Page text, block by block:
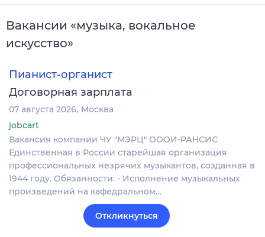
Вакансии «музыка, вокальное
искусство»
Пианист-органист
Договорная зарплата
07 августа 2026 Москва
jobcart
Вакансия компании ЧУ "МЭРЦ" ОООИ-РАНСИС
Единственная в России старейшая организация
профессиональных незрячих музыкантов, созданная в
1944 году. Обязанности: - Исполнение музыкальных
произведений на кафедральном…
Откликнуться